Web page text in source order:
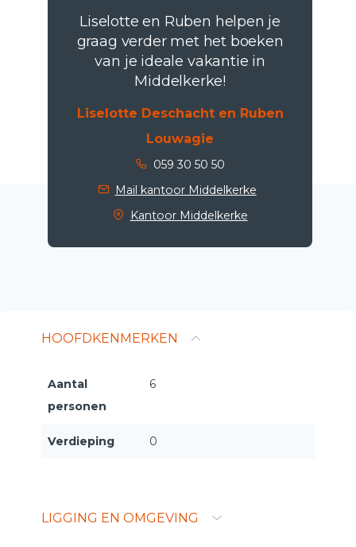
Liselotte en Ruben helpen je
graag verder met het boeken
van je ideale vakantie in
Middelkerke!
Liselotte Deschacht en Ruben
Louwagie
059 30 50 50
Mail kantoor Middelkerke
Kantoor Middelkerke
HOOFDKENMERKEN
Aantal
personen
6
Verdieping 0
LIGGING EN OMGEVING